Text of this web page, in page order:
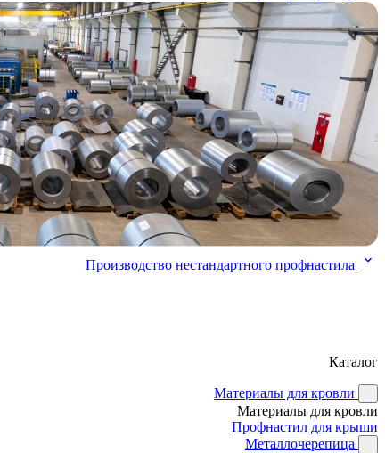
Производство нестандартного профнастила
Каталог
Материалы для кровли
Материалы для кровли
Профнастил для крыши
Металлочерепица